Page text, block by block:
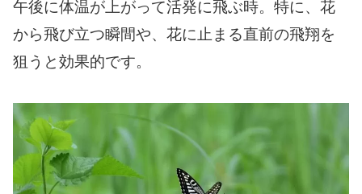
午後に体温が上がって活発に飛ぶ時。特に、花
から飛び立つ瞬間や、花に止まる直前の飛翔を
狙うと効果的です。